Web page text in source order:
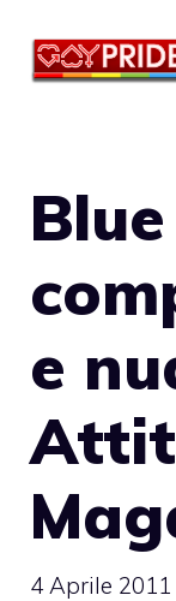
Blue
e
4 Aprile 2011